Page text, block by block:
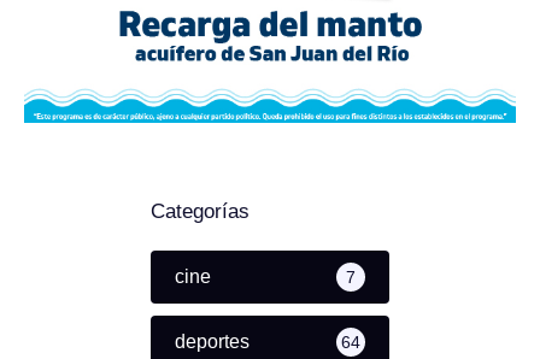
Categorías
cine 7
deportes 64